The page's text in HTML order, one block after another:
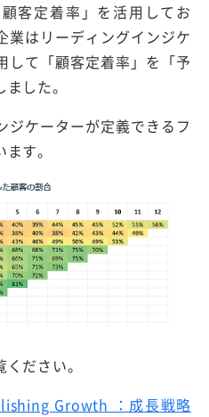
客定着率」を活用してお
業はリーディングインジケ
して「顧客定着率」を「予
した。
ジケーターが定義できるフ
す。
ださい。
Growth ：成長戦略